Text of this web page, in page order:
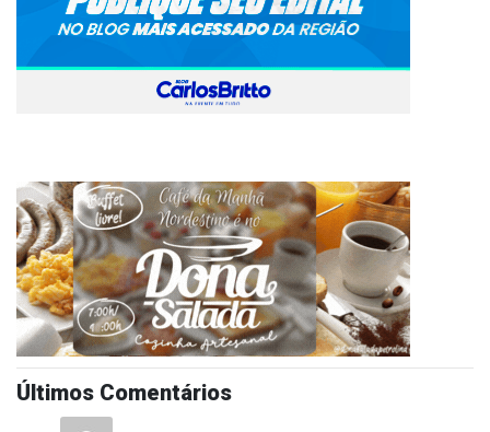
Últimos Comentários